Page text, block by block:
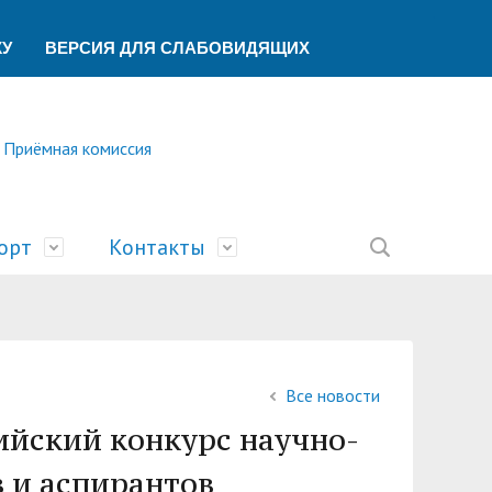
ВЕРСИЯ ДЛЯ СЛАБОВИДЯЩИХ
Приёмная комиссия
и финансового контроля
образования
и университеты»
Контакты
Все новости
конкурс научно-
и аспирантов